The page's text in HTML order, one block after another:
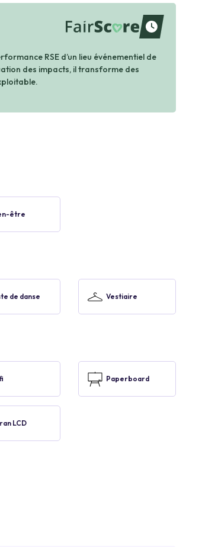
waiting
RSE d’un lieu événementiel de
des impacts, il transforme des
être
de danse Vestiaire
Paperboard
LCD